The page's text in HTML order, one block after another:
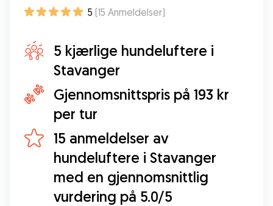
5 (15 Anmeldelser)
5 kjærlige hundeluftere i
Stavanger
Gjennomsnittspris på 193 kr
per tur
15 anmeldelser av
hundeluftere i Stavanger
med en gjennomsnittlig
vurdering på 5.0/5